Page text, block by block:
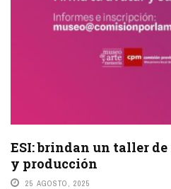
ESI: brindan un taller
y producción
25 AGOSTO, 2025